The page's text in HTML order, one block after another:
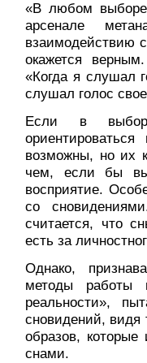
«В любом
арсенале
взаимодействию
окажется
«Когда я слушал
слушал голос
Если в
возможны, но их
чем, если бы
восприятие.
со
считается, что
есть за
Однако,
методы работы
реальности»,
сновидений,
образов,
снами.